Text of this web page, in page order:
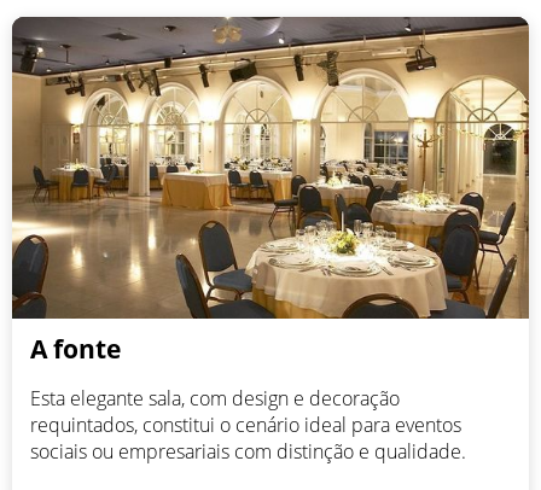
A fonte
Esta elegante sala, com design e decoração
requintados, constitui o cenário ideal para eventos
sociais ou empresariais com distinção e qualidade.